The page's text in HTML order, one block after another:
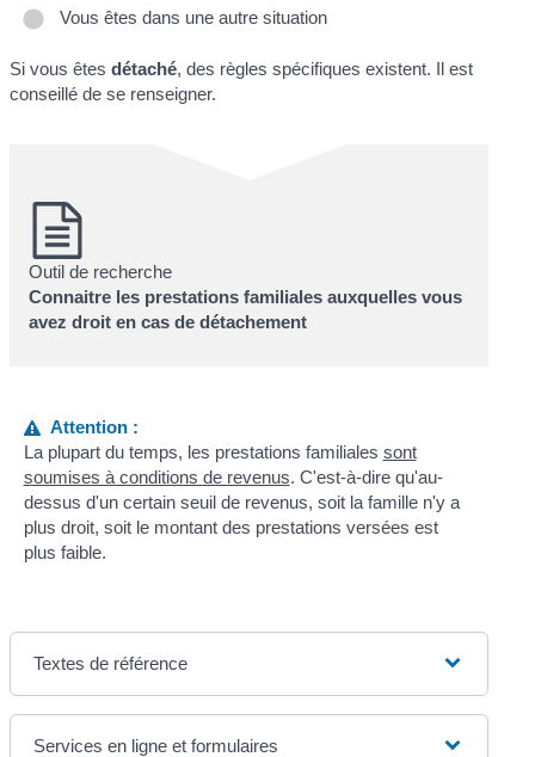
Vous êtes dans une autre situation
Si vous êtesdétaché, des règles spécifiques existent. Il est
conseillé de se renseigner.
Outil de recherche
Connaitre les prestations familiales auxquelles vous
avez droit en cas de détachement
Attention :
La plupart du temps, les prestations familiales sont
soumises à conditions de revenus. C'est-à-dire qu'au-
dessus d'un certain seuil de revenus, soit la famille n'y a
plus droit, soit le montant des prestations versées est
plus faible.
Textes de référence
Services en ligne et formulaires